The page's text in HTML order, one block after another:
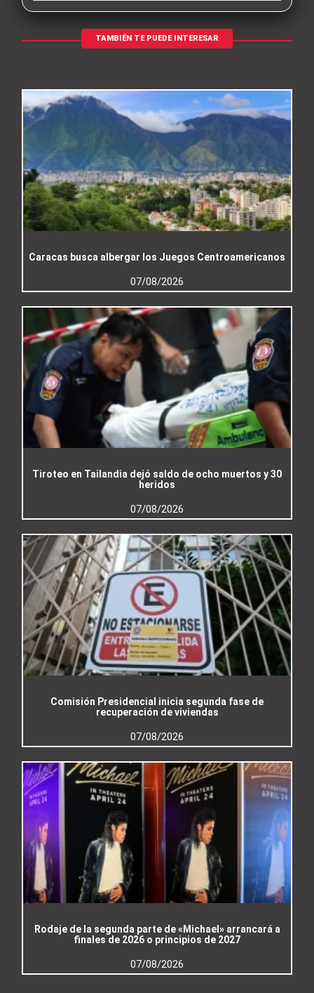
TAMBIÉN TE PUEDE INTERESAR
Caracas busca albergar los Juegos Centroamericanos
07/08/2026
Tiroteo en Tailandia dejó saldo de ocho muertos y 30
heridos
07/08/2026
Comisión Presidencial inicia segunda fase de
recuperación de viviendas
07/08/2026
Rodaje de la segunda parte de «Michael» arrancará a
finales de 2026 o principios de 2027
07/08/2026